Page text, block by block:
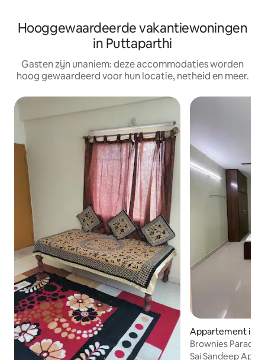
Hooggewaardeerde vakantiewoningen
in Puttaparthi
Gasten zijn unaniem: deze accommodaties worden
hoog gewaardeerd voor hun locatie, netheid en meer.
Appartement in
Brownies
woning
Sai Sandeep